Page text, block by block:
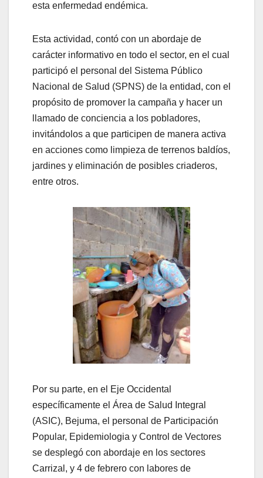
esta enfermedad endémica.
Esta actividad, contó con un abordaje de
carácter informativo en todo el sector, en el cual
participó el personal del Sistema Público
Nacional de Salud (SPNS) de la entidad, con el
propósito de promover la campaña y hacer un
llamado de conciencia a los pobladores,
invitándolos a que participen de manera activa
en acciones como limpieza de terrenos baldíos,
jardines y eliminación de posibles criaderos,
entre otros.
Por su parte, en el Eje Occidental
específicamente el Área de Salud Integral
(ASIC), Bejuma, el personal de Participación
Popular, Epidemiologia y Control de Vectores
se desplegó con abordaje en los sectores
Carrizal, y 4 de febrero con labores de